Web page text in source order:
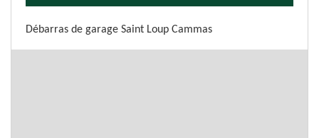
Débarras de garage Saint Loup Cammas